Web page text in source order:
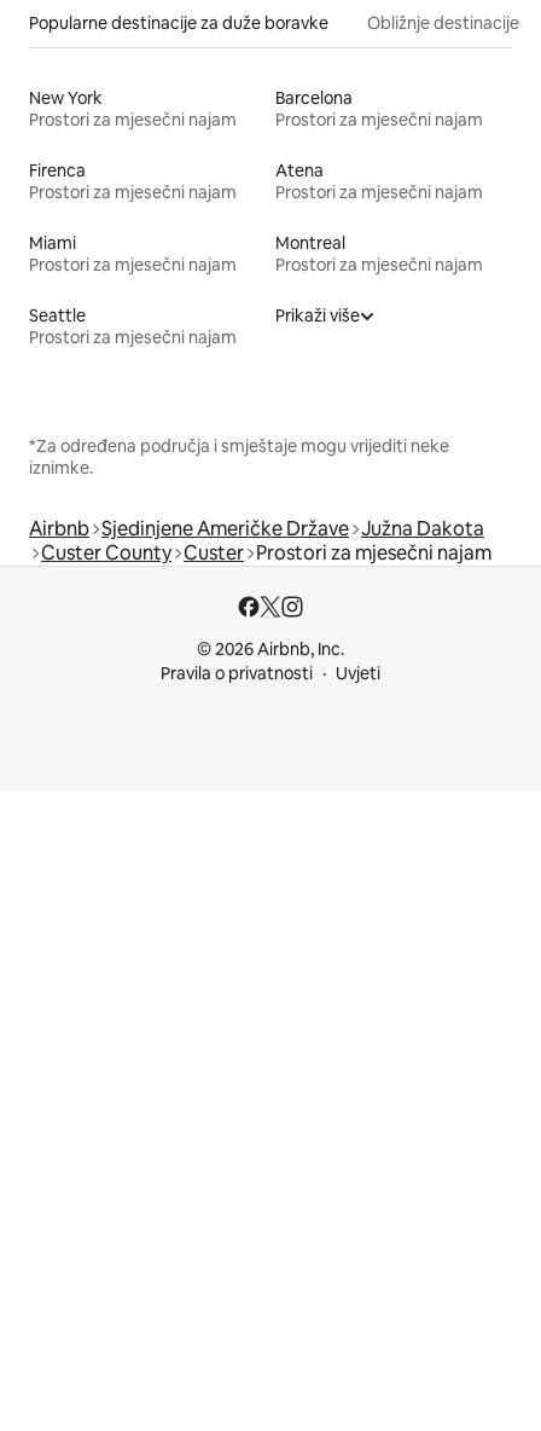
Popularne destinacije za duže boravke Obližnje destinacije
New York
Prostori za mjesečni najam
Barcelona
Prostori za mjesečni najam
Firenca
Prostori za mjesečni najam
Atena
Prostori za mjesečni najam
Miami
Prostori za mjesečni najam
Montreal
Prostori za mjesečni najam
Seattle
Prostori za mjesečni najam
Prikaži više
*Za određena područja i smještaje mogu vrijediti neke
iznimke.
Airbnb Sjedinjene Američke Države Južna Dakota
Custer County Custer Prostori za mjesečni najam
© 2026 Airbnb, Inc.
Pravila o privatnosti
Uvjeti